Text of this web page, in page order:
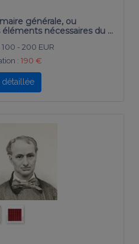
générale, ou
éléments nécessaires du …
100 - 200 EUR
: 190 €
détaillée